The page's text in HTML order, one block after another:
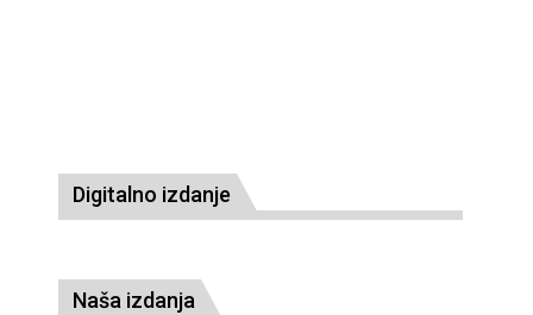
Digitalno izdanje
Naša izdanja